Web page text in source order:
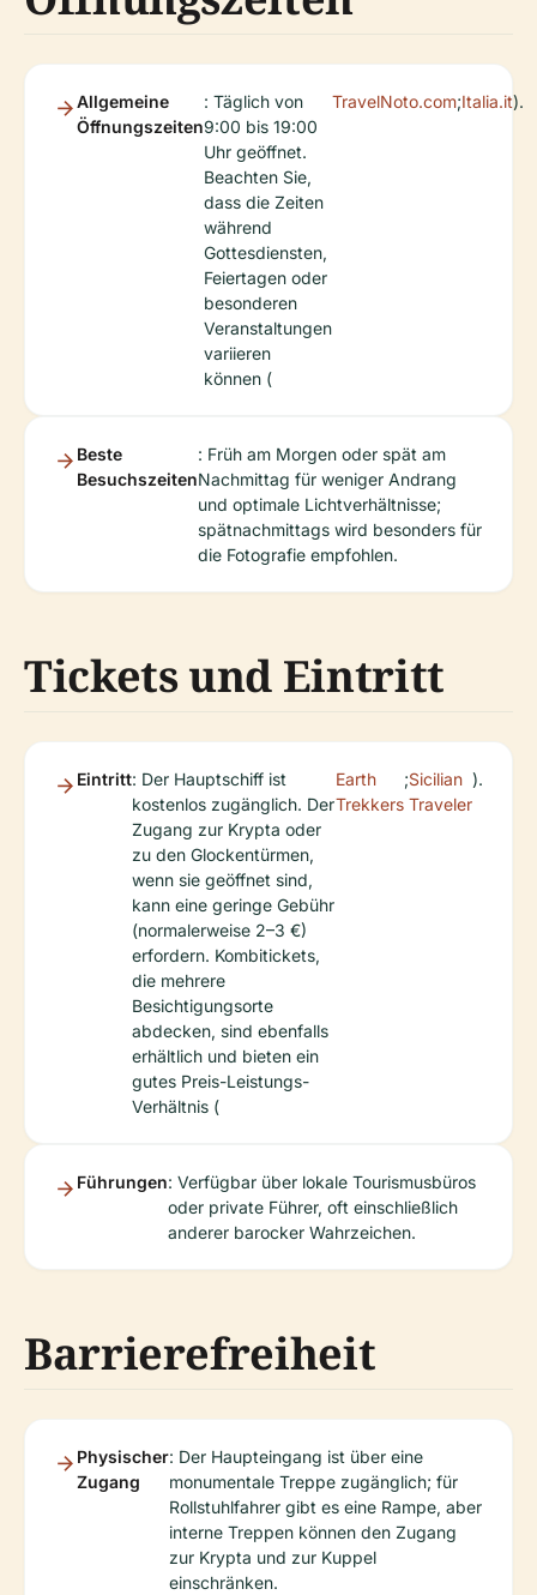
Allgemeine
Öffnungszeiten
: Täglich von
9:00 bis 19:00
Uhr geöffnet.
Beachten Sie,
dass die Zeiten
während
Gottesdiensten,
Feiertagen oder
besonderen
Veranstaltungen
variieren
können (
TravelNoto.com;Italia.it).
Beste
Besuchszeiten
: Früh am Morgen oder spät am
Nachmittag für weniger Andrang
und optimale Lichtverhältnisse;
spätnachmittags wird besonders für
die Fotografie empfohlen.
Tickets und Eintritt
Eintritt: Der Hauptschiff ist
kostenlos zugänglich. Der
Zugang zur Krypta oder
zu den Glockentürmen,
wenn sie geöffnet sind,
kann eine geringe Gebühr
(normalerweise 2–3 €)
erfordern. Kombitickets,
die mehrere
Besichtigungsorte
abdecken, sind ebenfalls
erhältlich und bieten ein
gutes Preis-Leistungs-
Verhältnis (
Earth
Trekkers
;Sicilian
Traveler
).
Führungen: Verfügbar über lokale Tourismusbüros
oder private Führer, oft einschließlich
anderer barocker Wahrzeichen.
Barrierefreiheit
Physischer
Zugang
: Der Haupteingang ist über eine
monumentale Treppe zugänglich; für
Rollstuhlfahrer gibt es eine Rampe, aber
interne Treppen können den Zugang
zur Krypta und zur Kuppel
einschränken.